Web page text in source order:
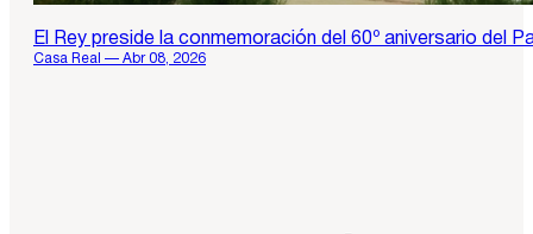
El Rey preside la conmemoración del 60º aniversario
Casa Real — Abr 08, 2026